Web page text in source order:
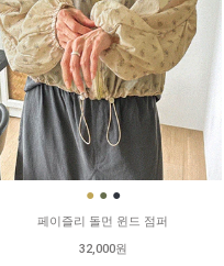
● ● ●
페이즐리 돌먼 윈드 점퍼
32,000원